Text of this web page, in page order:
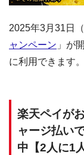
2025年3月31日
ャンペーン 」が
に利用できます。
楽天ペイが
ャージ払い
中【2人に1